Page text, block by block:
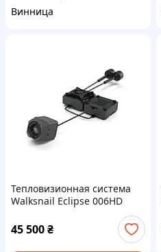
Винница
Тепловизионная система
Walksnail Eclipse 006HD
640×512 (3-осевой гимбл +
VTX 2W)
45 500₴